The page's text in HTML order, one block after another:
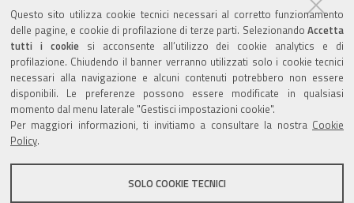
Questo sito utilizza cookie tecnici necessari al corretto funzionamento
delle pagine, e cookie di profilazione di terze parti. Selezionando Accetta
tutti i cookiesi acconsente all’utilizzo dei cookie analytics e di
profilazione. Chiudendo il banner verranno utilizzati solo i cookie tecnici
necessari alla navigazione e alcuni contenuti potrebbero non essere
disponibili. Le preferenze possono essere modificate in qualsiasi
momento dal menu laterale "Gestisci impostazioni cookie".
Per maggiori informazioni, ti invitiamo a consultare la nostra Cookie
Policy.
SOLO COOKIE TECNICI
Valuta questo sito
Sito istituzionale Comune di Zola Predosa